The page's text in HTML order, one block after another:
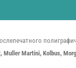
Muller Martini, Kolbus,